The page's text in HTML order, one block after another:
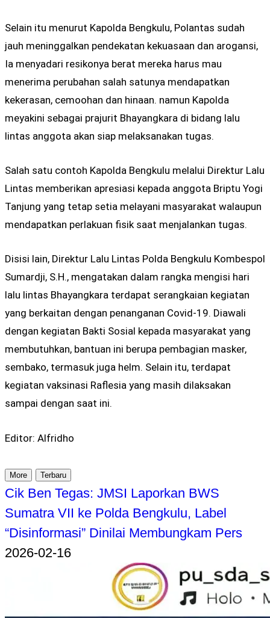
Selain itu menurut Kapolda Bengkulu, Polantas sudah
jauh meninggalkan pendekatan kekuasaan dan arogansi,
Ia menyadari resikonya berat mereka harus mau
menerima perubahan salah satunya mendapatkan
kekerasan, cemoohan dan hinaan. namun Kapolda
meyakini sebagai prajurit Bhayangkara di bidang lalu
lintas anggota akan siap melaksanakan tugas.
Salah satu contoh Kapolda Bengkulu melalui Direktur Lalu
Lintas memberikan apresiasi kepada anggota Briptu Yogi
Tanjung yang tetap setia melayani masyarakat walaupun
mendapatkan perlakuan fisik saat menjalankan tugas.
Disisi lain, Direktur Lalu Lintas Polda Bengkulu Kombespol
Sumardji, S.H., mengatakan dalam rangka mengisi hari
lalu lintas Bhayangkara terdapat serangkaian kegiatan
yang berkaitan dengan penanganan Covid-19. Diawali
dengan kegiatan Bakti Sosial kepada masyarakat yang
membutuhkan, bantuan ini berupa pembagian masker,
sembako, termasuk juga helm. Selain itu, terdapat
kegiatan vaksinasi Raflesia yang masih dilaksakan
sampai dengan saat ini.
Editor: Alfridho
More Terbaru
Cik Ben Tegas: JMSI Laporkan BWS
Sumatra VII ke Polda Bengkulu, Label
“Disinformasi” Dinilai Membungkam Pers
2026-02-16